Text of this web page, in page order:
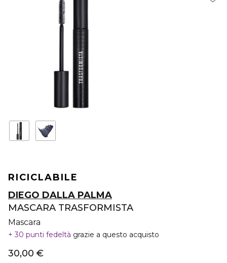
RICICLABILE
DIEGO DALLA PALMA
MASCARA TRASFORMISTA
Mascara
30 punti fedeltà grazie a questo acquisto
30,00 €